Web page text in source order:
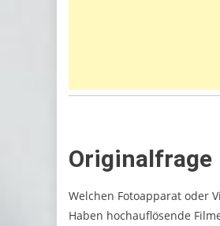
Originalfrage
Welchen Fotoapparat oder
Haben hochauflösende